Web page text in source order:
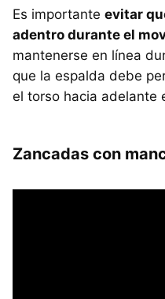
Es importante evitar
adentro durante el
mantenerse en línea
que la espalda debe
el torso hacia adelante
Zancadas con